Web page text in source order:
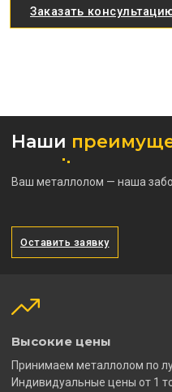
Заказать
Наши
Ваш металлолом — наша
Оставить заявку
Высокие цены
Принимаем металлолом по
Индивидуальные цены от 1